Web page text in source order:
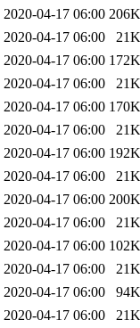
2020-04-17 06:00 206K
2020-04-17 06:00
21K
2020-04-17 06:00 172K
2020-04-17 06:00
21K
2020-04-17 06:00 170K
2020-04-17 06:00
21K
2020-04-17 06:00 192K
2020-04-17 06:00
21K
2020-04-17 06:00 200K
2020-04-17 06:00
21K
2020-04-17 06:00 102K
2020-04-17 06:00
21K
2020-04-17 06:00
94K
2020-04-17 06:00
21K